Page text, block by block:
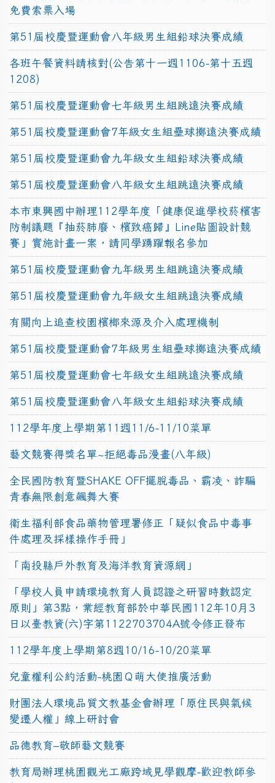
免費索票入場
第51屆校慶暨運動會八年級男生組鉛球決賽成績
各班午餐資料請核對(公告第十一週1106-第十五週
1208)
第51屆校慶暨運動會七年級男生組跳遠決賽成績
第51屆校慶暨運動會7年級女生組壘球擲遠決賽成績
第51屆校慶暨運動會九年級女生組鉛球決賽成績
第51屆校慶暨運動會八年級女生組跳遠決賽成績
本市東興國中辦理112學年度「健康促進學校菸檳害
防制議題『抽菸肺廢、檳致癌歸』Line貼圖設計競
賽」實施計畫一案，請同學踴躍報名參加
第51屆校慶暨運動會九年級男生組跳遠決賽成績
第51屆校慶暨運動會九年級女生組跳遠決賽成績
有關向上追查校園檳榔來源及介入處理機制
第51屆校慶暨運動會7年級男生組壘球擲遠決賽成績
第51屆校慶暨運動會七年級女生組跳遠決賽成績
第51屆校慶暨運動會八年級女生組鉛球決賽成績
112學年度上學期第11週11/6-11/10菜單
藝文競賽得獎名單~拒絕毒品漫畫(八年級)
全民國防教育暨SHAKE OFF擺脫毒品、霸凌、詐騙
青春無限創意飆舞大賽
衛生福利部食品藥物管理署修正「疑似食品中毒事
件處理及採樣操作手冊」
「南投縣戶外教育及海洋教育資源網」
「學校人員申請環境教育人員認證之研習時數認定
原則」第3點，業經教育部於中華民國112年10月3
日以臺教資(六)字第1122703704A號令修正發布
112學年度上學期第8週10/16-10/20菜單
兒童權利公約活動-桃園Ｑ萌大使推廣活動
財團法人環境品質文教基金會辦理「原住民與氣候
變遷人權」線上研討會
品德教育–敬師藝文競賽
教育局辦理桃園觀光工廠跨域見學觀摩-歡迎教師參